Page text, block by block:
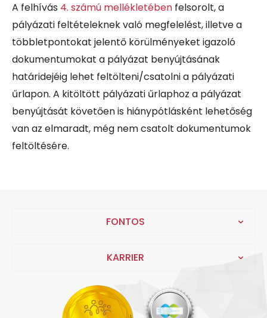
A felhívás 4. számú mellékletében felsorolt, a
pályázati feltételeknek való megfelelést, illetve a
többletpontokat jelentő körülményeket igazoló
dokumentumokat a pályázat benyújtásának
határidejéig lehet feltölteni/csatolni a pályázati
űrlapon. A kitöltött pályázati űrlaphoz a pályázat
benyújtását követően is hiánypótlásként lehetőség
van az elmaradt, még nem csatolt dokumentumok
feltöltésére.
FONTOS
KARRIER